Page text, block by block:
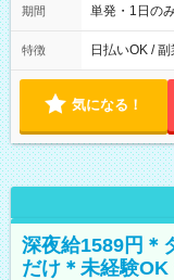
期間 単発・1日の
特徴 日払いOK /
気になる！
深夜給1589円＊
だけ＊未経験